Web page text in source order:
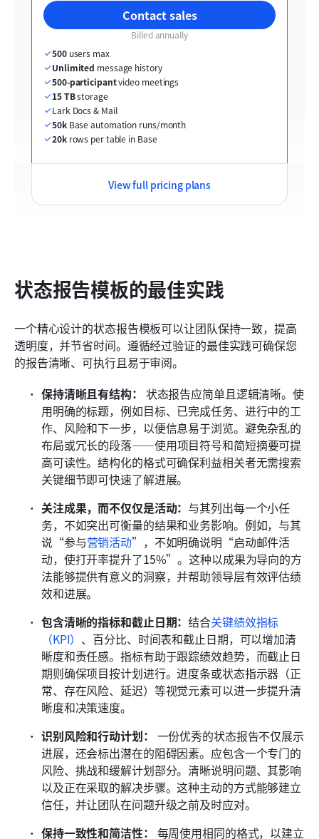
Contact sales
Billed annually
500 users max
Unlimited message history
500-participant video meetings
15 TB storage
Lark Docs & Mail
50k Base automation runs/month
20k rows per table in Base
View full pricing plans
状态报告模板的最佳实践
一个精心设计的状态报告模板可以让团队保持一致，提高
透明度，并节省时间。遵循经过验证的最佳实践可确保您
的报告清晰、可执行且易于审阅。
保持清晰且有结构： 状态报告应简单且逻辑清晰。使
用明确的标题，例如目标、已完成任务、进行中的工
作、风险和下一步，以便信息易于浏览。避免杂乱的
布局或冗长的段落——使用项目符号和简短摘要可提
高可读性。结构化的格式可确保利益相关者无需搜索
关键细节即可快速了解进展。
关注成果，而不仅仅是活动： 与其列出每一个小任
务，不如突出可衡量的结果和业务影响。例如，与其
说“参与营销活动”，不如明确说明“启动邮件活
动，使打开率提升了15%”。这种以成果为导向的方
法能够提供有意义的洞察，并帮助领导层有效评估绩
效和进展。
包含清晰的指标和截止日期：结合关键绩效指标
（KPI） 、百分比、时间表和截止日期，可以增加清
晰度和责任感。指标有助于跟踪绩效趋势，而截止日
期则确保项目按计划进行。进度条或状态指示器（正
常、存在风险、延迟）等视觉元素可以进一步提升清
晰度和决策速度。
识别风险和行动计划： 一份优秀的状态报告不仅展示
进展，还会标出潜在的阻碍因素。应包含一个专门的
风险、挑战和缓解计划部分。清晰说明问题、其影响
以及正在采取的解决步骤。这种主动的方式能够建立
信任，并让团队在问题升级之前及时应对。
保持一致性和简洁性： 每周使用相同的格式，以建立